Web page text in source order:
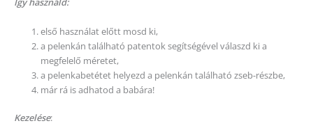
első használat előtt mosd ki,
a pelenkán található patentok segítségével válaszd ki a
megfelelő méretet,
a pelenkabetétet helyezd a pelenkán található zseb-részbe,
már rá is adhatod a babára!
Kezelése: